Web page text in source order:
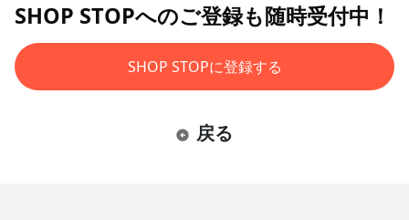
SHOP STOPへのご登録も随時受付中！
SHOP STOPに登録する
戻る